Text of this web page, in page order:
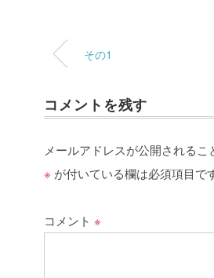
その1
コメントを残す
メールアドレスが公開されるこ
※ が付いている欄は必須項目で
コメント ※